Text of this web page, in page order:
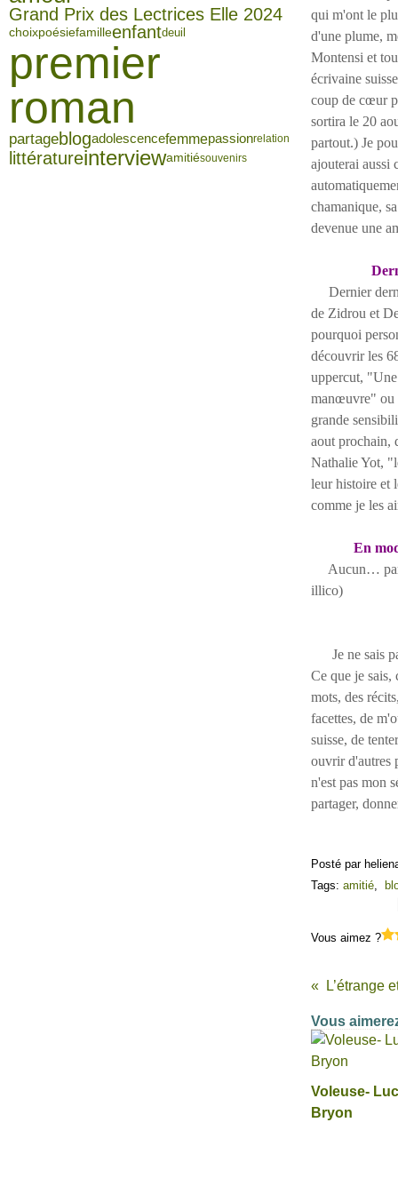
Grand Prix des Lectrices Elle 2024
choixpoésiefamilleenfantdeuil
premier
roman
partageblogadolescencefemmepassionrelation
littératureinterviewamitiésouvenirs
qui m'ont le
d'une plume,
Montensi et
écrivaine
coup de cœur
sortira le 20
partout.) Je
ajouterai aussi
chamanique,
devenue une
Dernier
de Zidrou et
pourquoi
découvrir les
uppercut,
manœuvre" ou
grande
aout prochain,
Nathalie Yot,
leur histoire et
comme je les
En
Aucun…
illico)
Je ne sais
Ce que je sais,
mots, des
facettes, de
suisse, de
ouvrir d'autres
n'est pas mon
partager,
Posté par
Tags: amitié,
Vous aimez ?
Vous
Voleuse-
Bryon